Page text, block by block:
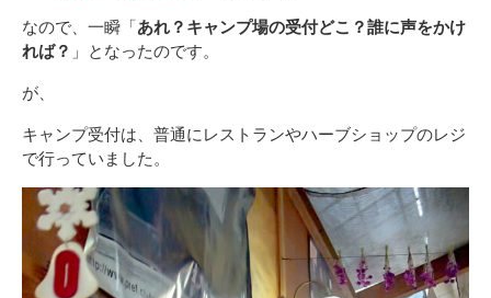
なので、一瞬「あれ？キャンプ場の受付どこ？誰に声をかけ
れば？ 」となったのです。
が、
キャンプ受付は、普通にレストランやハーブショップのレジ
で行っていました。